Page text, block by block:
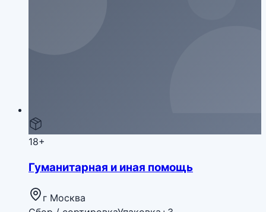
18+
Гуманитарная и иная помощь
г Москва